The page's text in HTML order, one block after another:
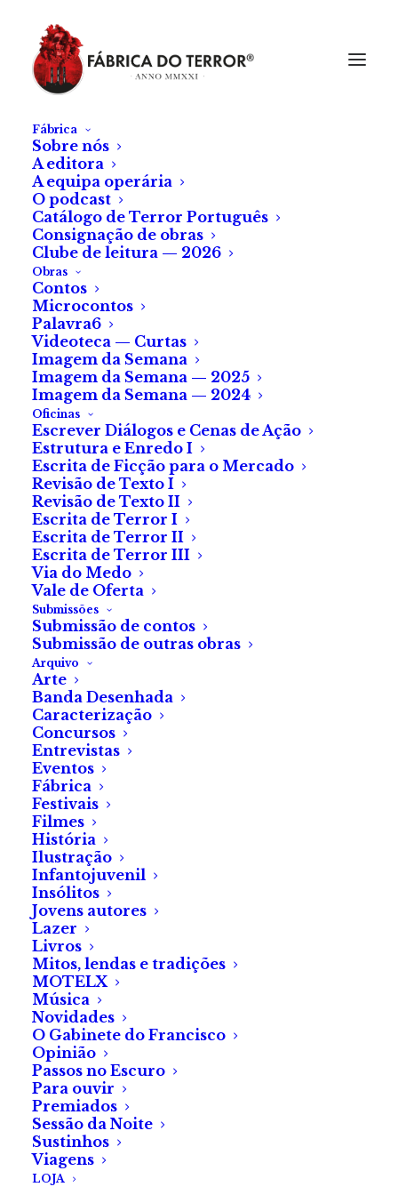
Fábrica
Sobre nós
A editora
A equipa operária
O podcast
Catálogo de Terror Português
Consignação de obras
Clube de leitura — 2026
Obras
Contos
Microcontos
Palavra6
Videoteca — Curtas
Imagem da Semana
Imagem da Semana — 2025
Imagem da Semana — 2024
Oficinas
Escrever Diálogos e Cenas de Ação
Estrutura e Enredo I
Escrita de Ficção para o Mercado
Revisão de Texto I
Revisão de Texto II
Escrita de Terror I
Escrita de Terror II
Escrita de Terror III
Via do Medo
Vale de Oferta
Submissões
Submissão de contos
Submissão de outras obras
Arquivo
Arte
Banda Desenhada
Caracterização
Concursos
Entrevistas
Eventos
Fábrica
Festivais
Filmes
História
Ilustração
Infantojuvenil
Insólitos
Jovens autores
Lazer
Livros
Mitos, lendas e tradições
MOTELX
Música
Novidades
O Gabinete do Francisco
Opinião
Passos no Escuro
Para ouvir
Premiados
Sessão da Noite
Sustinhos
Viagens
LOJA
Sacrifício
de Sónia Pedroso
Marco subia a encosta com dificuldade, a segurar o
capuz da gabardina com as duas mãos, enquanto o
vento insistia em destapar-lhe os cabelos.
Quando chegou ao cimo, o céu estava cor de chumbo.
Via-se uma cortina de água poderosa. Da serra,
escorriam rios até à aldeia.
Fechou as janelas e preparou-se para tirar as velas do
moinho. Ao retirar o nó da corda, porém uma rajada de
vento puxou a roda que lhe prendeu o capuz. Sentiu
os pés a elevarem-se. Viu-se incapaz de se libertar.
Gritou por ajuda, mas o vento devorou-lhe a voz. A
roda desceu, a fita da gabardina enrolou-se também.
Não conseguia aliviar a pressão no pescoço.
Desesperado, Marco tentou despir a gabardina.
Lembrou-se ainda de travar com as pernas ao roçar o
chão. Mas nada conseguia parar o movimento infernal
da roda.
Há muito que Éolo não tinha em sacrifício em seu
nome. Hoje, decidiu que era tempo de receber um.
*Este texto foi redigido segundo o Acordo
Ortográfico de 1945
SOBRE A AUTORA